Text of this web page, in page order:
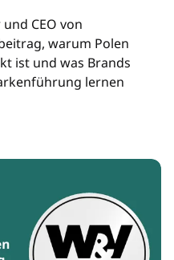
CEO von
warum Polen
ist und was Brands
lernen